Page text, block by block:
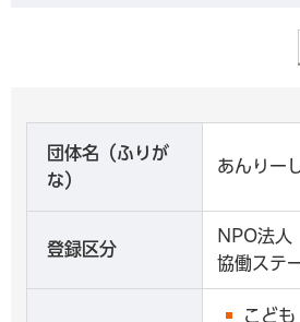
団体名（ふりが
な）
あんりー
登録区分
NPO法人
協働ステ
こども